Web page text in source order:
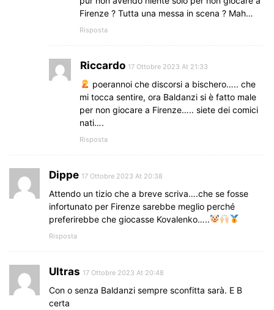
Firenze ? Tutta una messa in scena ? Mah…
Risposta
Riccardo 17 Ottobre 2023 At 21:33
poerannoi che discorsi a bischero….. che
mi tocca sentire, ora Baldanzi si è fatto male
per non giocare a Firenze….. siete dei comici
nati….
Risposta
Dippe 17 Ottobre 2023 At 20:38
Attendo un tizio che a breve scriva….che se fosse
infortunato per Firenze sarebbe meglio perché
preferirebbe che giocasse Kovalenko…..
Risposta
Ultras 17 Ottobre 2023 At 20:48
Con o senza Baldanzi sempre sconfitta sarà. E B
certa